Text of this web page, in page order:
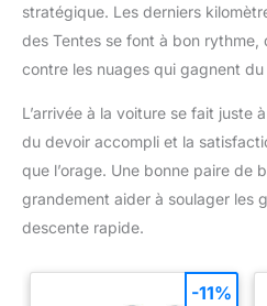
stratégique. Les derniers
des Tentes se font à bon rythme,
contre les nuages qui gagnent du
L’arrivée à la voiture se fait juste
du devoir accompli et la
que l’orage. Une bonne paire de
grandement aider à soulager les
descente rapide.
-11%